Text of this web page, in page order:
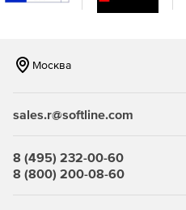
Анализ данных, отчетность.
Москва
sales.r@softline.com
8 (495) 232-00-60
8 (800) 200-08-60